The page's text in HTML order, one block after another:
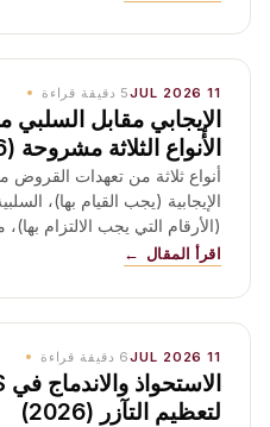
11 JUL 2026
5 دقيقة قراءة
الإيجابي مقابل السلبي
الأنواع الثلاثة مشروحة (2026)
الإيجابية (يجب القيام بها)،
(الأرقام التي يجب الالتزام
اقرأ المقال
11 JUL 2026
6 دقيقة قراءة
لتعظيم التآزر (2026)